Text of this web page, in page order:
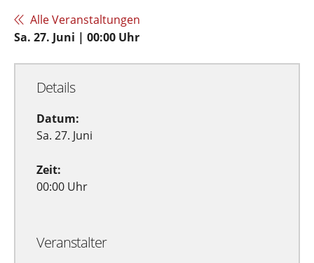
Alle Veranstaltungen
Sa. 27. Juni | 00:00 Uhr
Details
Datum:
Sa. 27. Juni
Zeit:
00:00 Uhr
Veranstalter